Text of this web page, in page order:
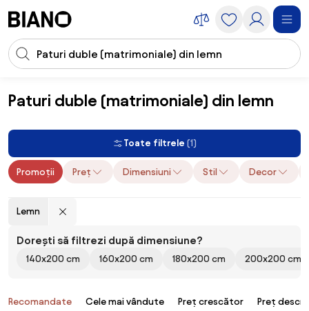
Introducerea căutării
Paturi duble (matrimoniale) din lemn
Mobilier Paturi Paturi duble (matrimoniale) Paturi duble
Toate filtrele (1)
Promoții Preț Dimensiuni Stil Decor
Lemn
Dorești să filtrezi după dimensiune?
140x200 cm 160x200 cm 180x200 cm 200x200 cm
Produse
Recomandate Cele mai vândute Preț crescător Preț